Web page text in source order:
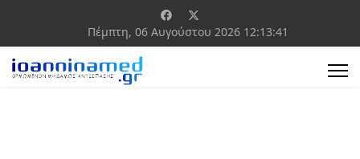
Πέμπτη, 06 Αυγούστου 2026 12:13:41